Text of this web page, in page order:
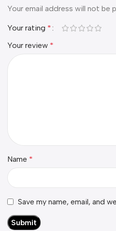
Your email address will not be
Your rating *
Your review *
Name *
Save my name, email, and